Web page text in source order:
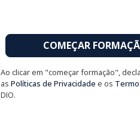
COMEÇAR
Ao clicar em "começar formação",
as Políticas de Privacidade e os
DIO.